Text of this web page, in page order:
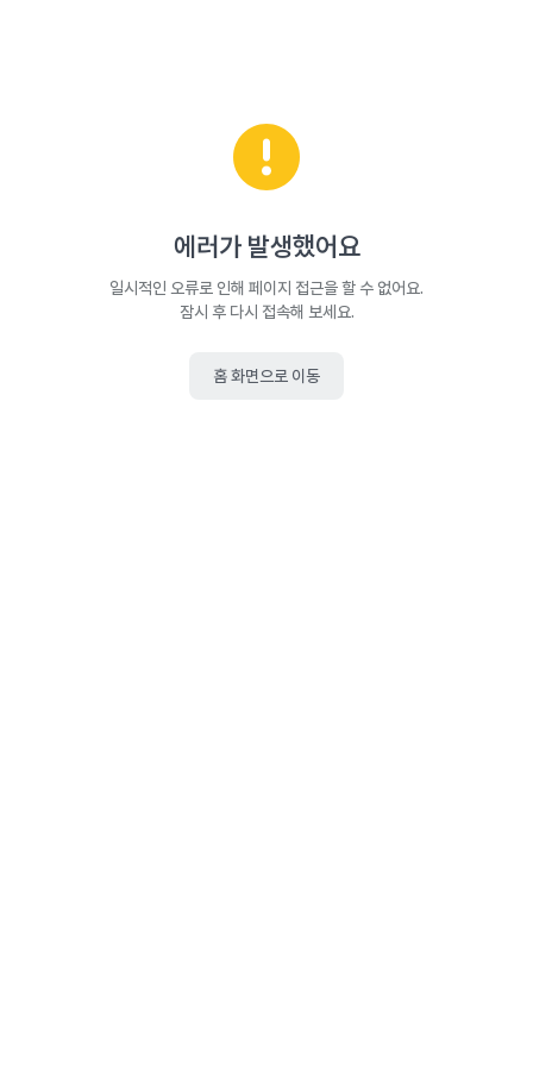
에러가 발생했어요
일시적인 오류로 인해 페이지 접근을 할 수 없어요.
잠시 후 다시 접속해 보세요.
홈 화면으로 이동